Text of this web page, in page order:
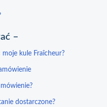
–
kule Fraîcheur?
dostarczone?